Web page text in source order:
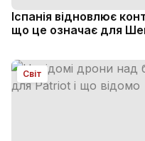
Іспанія відновлює
що це означає для
Світ